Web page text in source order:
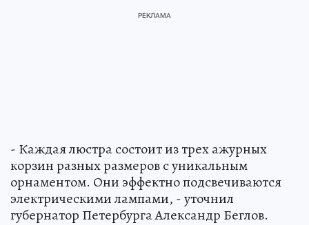
- Каждая люстра состоит из трех ажурных
корзин разных размеров с уникальным
орнаментом. Они эффектно подсвечиваются
электрическими лампами, - уточнил
губернатор Петербурга Александр Беглов.